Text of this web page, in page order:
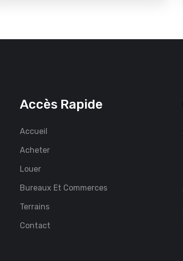
Accès Rapide
Accueil
Acheter
Louer
Bureaux Et Commerces
Terrains
Contact